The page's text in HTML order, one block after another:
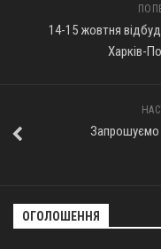
Оголошення
14-15 жовтня
Харків-
Запрошуємо
ОГОЛОШЕННЯ